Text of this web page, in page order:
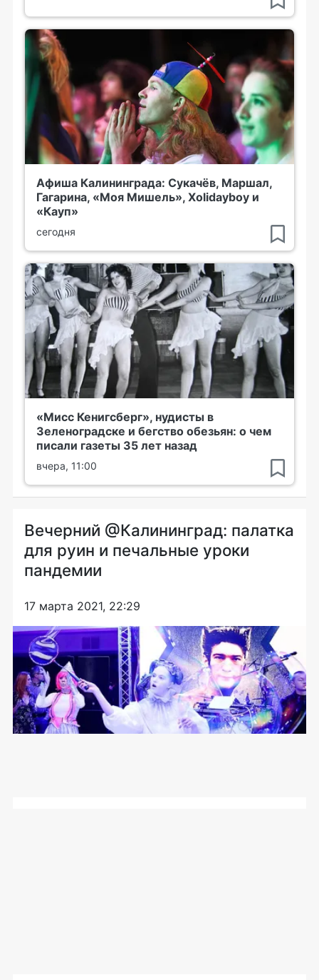
Афиша Калининграда: Сукачёв, Маршал,
Гагарина, «Моя Мишель», Xolidayboy и
«Кауп»
сегодня
«Мисс Кенигсберг», нудисты в
Зеленоградске и бегство обезьян: о чем
писали газеты 35 лет назад
вчера, 11:00
Вечерний @Калининград: палатка
для руин и печальные уроки
пандемии
17 марта 2021, 22:29